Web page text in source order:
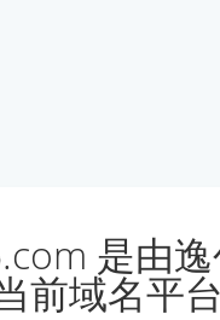
是由
前域名平